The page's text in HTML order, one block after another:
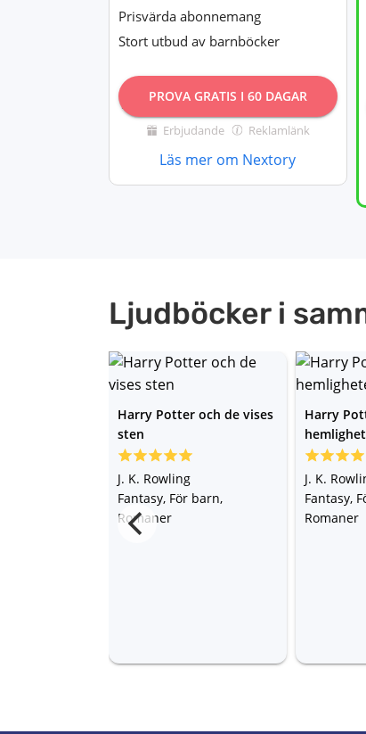
Prisvärda abonnemang
Stort utbud av barnböcker
PROVA GRATIS I 60 DAGAR
Erbjudande Reklamlänk
Läs mer om Nextory
Ljudböcker i
Harry Potter och de vises
sten
J. K. Rowling
Fantasy, För barn,
Romaner
Harry
J. K.
Fantasy,
Romaner